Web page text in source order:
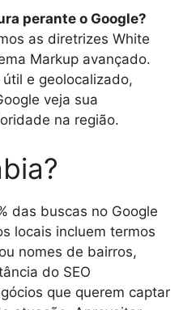
perante o Google?
as diretrizes White
Markup avançado.
e geolocalizado,
veja sua
na região.
das buscas no Google
locais incluem termos
nomes de bairros,
do SEO
que querem captar